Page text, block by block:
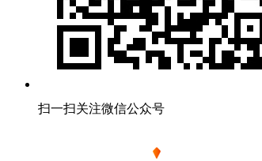
扫一扫关注微信公众号